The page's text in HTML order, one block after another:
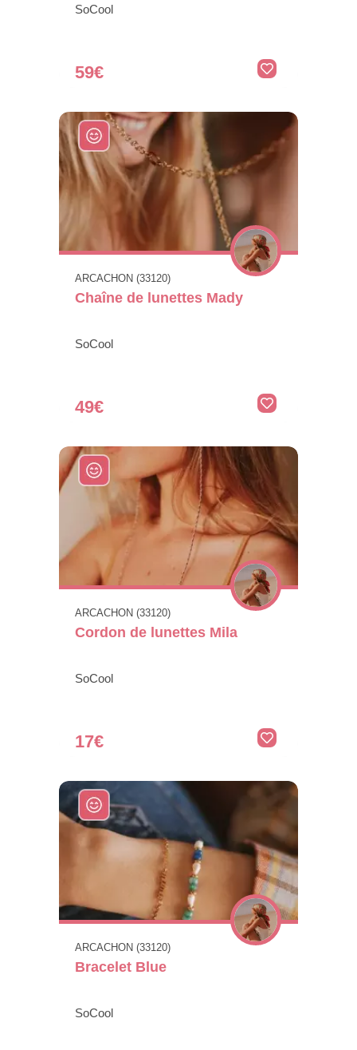
SoCool
59€
ARCACHON (33120)
Chaîne de lunettes Mady
SoCool
49€
ARCACHON (33120)
Cordon de lunettes Mila
SoCool
17€
ARCACHON (33120)
Bracelet Blue
SoCool